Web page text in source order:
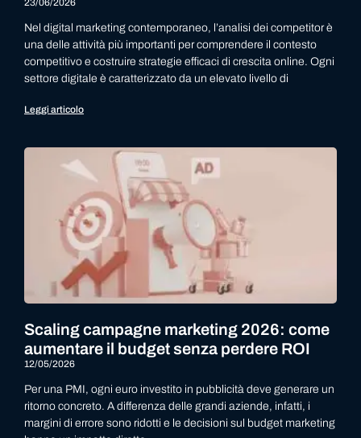
23/06/2026
Nel digital marketing contemporaneo, l’analisi dei competitor è
una delle attività più importanti per comprendere il contesto
competitivo e costruire strategie efficaci di crescita online. Ogni
settore digitale è caratterizzato da un elevato livello di
Leggi articolo
Scaling campagne marketing 2026: come
aumentare il budget senza perdere ROI
12/05/2026
Per una PMI, ogni euro investito in pubblicità deve generare un
ritorno concreto. A differenza delle grandi aziende, infatti, i
margini di errore sono ridotti e le decisioni sul budget marketing